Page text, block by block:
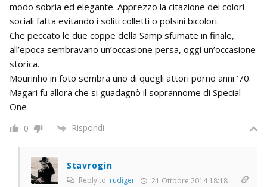
modo sobria ed elegante. Apprezzo la citazione dei colori
sociali fatta evitando i soliti colletti o polsini bicolori.
Che peccato le due coppe della Samp sfumate in finale,
all’epoca sembravano un’occasione persa, oggi un’occasione
storica.
Mourinho in foto sembra uno di quegli attori porno anni ’70.
Magari fu allora che si guadagnò il soprannome di Special
One
0 Rispondi
Stavrogin
Reply to rudiger 21 Ottobre 2014 18:18